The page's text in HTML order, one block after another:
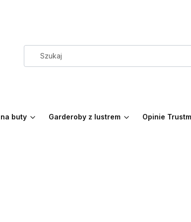
buty Garderoby z lustrem Opinie